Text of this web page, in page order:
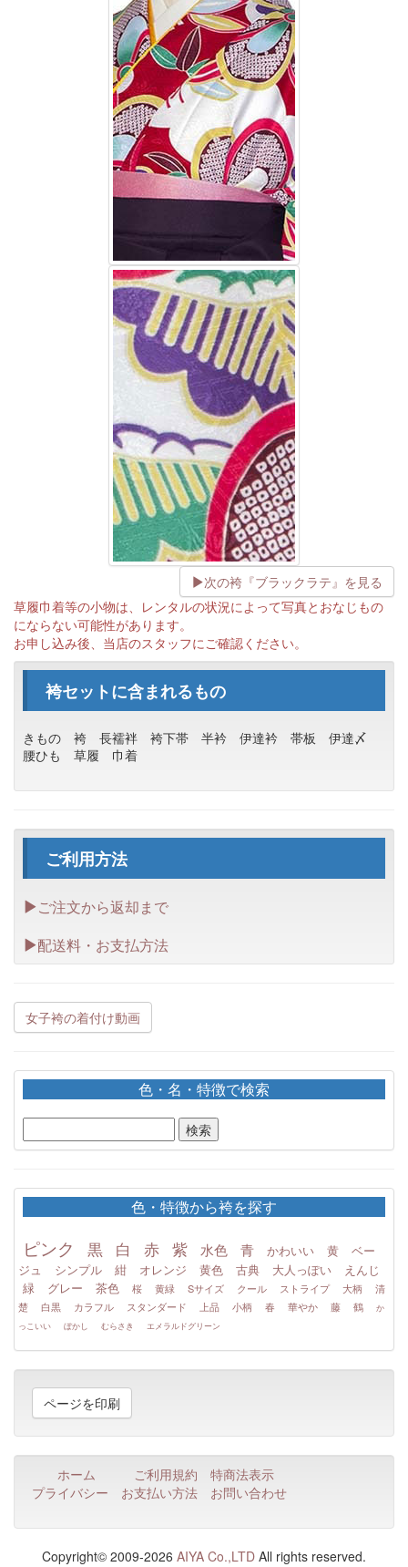
次の袴『ブラックラテ』を見る
草履巾着等の小物は、レンタルの状況によって写真とおなじもの
にならない可能性があります。
お申し込み後、当店のスタッフにご確認ください。
袴セットに含まれるもの
きもの 袴 長襦袢 袴下帯 半衿 伊達衿 帯板
伊達〆
腰ひも
草履 巾着
ご利用方法
ご注文から返却まで
配送料・お支払方法
女子袴の着付け動画
色・名・特徴で検索
色・特徴から袴を探す
ピンク 黒 白 赤 紫 水色 青 かわいい 黄
ベー
ジュ
シンプル 紺 オレンジ 黄色 古典 大人っぽい
えんじ
緑
グレー 茶色 桜 黄緑 Sサイズ クール ストライプ 大柄
清
楚
白黒 カラフル スタンダード 上品 小柄 春 華やか 藤 鶴
か
っこいい
ぼかし むらさき エメラルドグリーン
ページを印刷
ホーム ご利用規約
特商法表示
プライバシー
お支払い方法 お問い合わせ
Copyright© 2009-2026 AIYA Co.,LTD All rights reserved.